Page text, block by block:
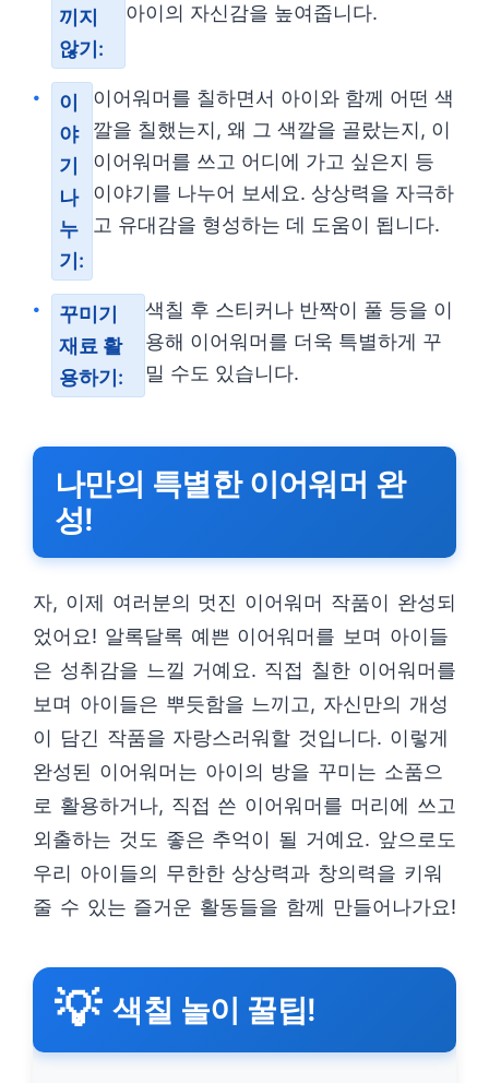
끼지
않기:
아이의 자신감을 높여줍니다.
이
야
기
나
누
기:
이어워머를 칠하면서 아이와 함께 어떤 색
깔을 칠했는지, 왜 그 색깔을 골랐는지, 이
이어워머를 쓰고 어디에 가고 싶은지 등
이야기를 나누어 보세요. 상상력을 자극하
고 유대감을 형성하는 데 도움이 됩니다.
꾸미기
재료 활
용하기:
색칠 후 스티커나 반짝이 풀 등을 이
용해 이어워머를 더욱 특별하게 꾸
밀 수도 있습니다.
나만의 특별한 이어워머 완
성!
자, 이제 여러분의 멋진 이어워머 작품이 완성되
었어요! 알록달록 예쁜 이어워머를 보며 아이들
은 성취감을 느낄 거예요. 직접 칠한 이어워머를
보며 아이들은 뿌듯함을 느끼고, 자신만의 개성
이 담긴 작품을 자랑스러워할 것입니다. 이렇게
완성된 이어워머는 아이의 방을 꾸미는 소품으
로 활용하거나, 직접 쓴 이어워머를 머리에 쓰고
외출하는 것도 좋은 추억이 될 거예요. 앞으로도
우리 아이들의 무한한 상상력과 창의력을 키워
줄 수 있는 즐거운 활동들을 함께 만들어나가요!
💡 색칠 놀이 꿀팁!